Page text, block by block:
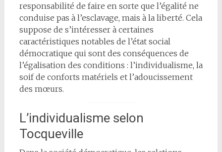
responsabilité de faire en sorte que l’égalité ne
conduise pas à l’esclavage, mais à la liberté. Cela
suppose de s’intéresser à certaines
caractéristiques notables de l’état social
démocratique qui sont des conséquences de
l’égalisation des conditions : l’individualisme, la
soif de conforts matériels et l’adoucissement
des mœurs.
L’individualisme selon
Tocqueville